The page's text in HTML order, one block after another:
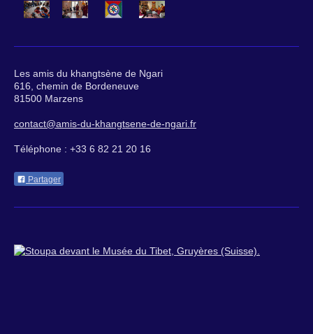
Les amis du khangtsène de Ngari
616, chemin de Bordeneuve
81500 Marzens
contact@amis-du-khangtsene-de-ngari.fr
Téléphone : +33 6 82 21 20 16
Partager